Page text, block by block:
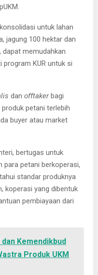
untuk lahan
jagung 100 hektar dan
dapat memudahkan
KUR untuk si
dan offtakerbagi
petani terlebih
buyer atau market
bertugas untuk
para petani berkoperasi,
standar produknya
koperasi yang dibentuk
pembiayaan dari
Kemendikbud
Produk UKM